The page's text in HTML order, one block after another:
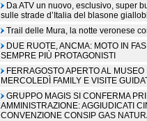
Da ATV un nuovo, esclusivo, super
sulle strade d’Italia del blasone
Trail delle Mura, la notte veronese
DUE RUOTE, ANCMA: MOTO IN
SEMPRE PIÙ PROTAGONISTI
FERRAGOSTO APERTO AL
MERCOLEDÌ FAMILY E VISITE
GRUPPO MAGIS SI CONFERMA
AMMINISTRAZIONE: AGGIUDICATI
CONVENZIONE CONSIP GAS